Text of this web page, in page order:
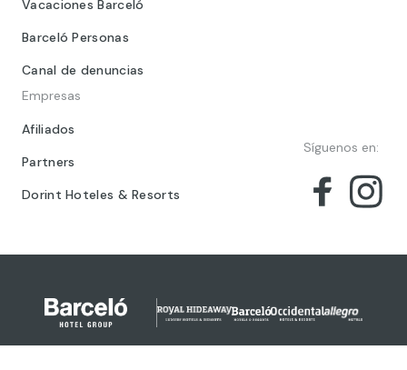
Vacaciones Barceló
Barceló Personas
Canal de denuncias
Empresas
Afiliados
Partners
Dorint Hoteles & Resorts
Síguenos en: